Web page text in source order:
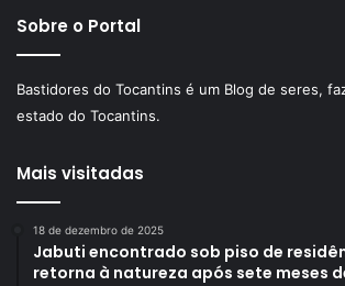
Sobre o Portal
Bastidores do Tocantins é um Blog de seres,
estado do Tocantins.
Mais visitadas
18 de dezembro de 2025
Jabuti encontrado sob piso de
retorna à natureza após sete meses